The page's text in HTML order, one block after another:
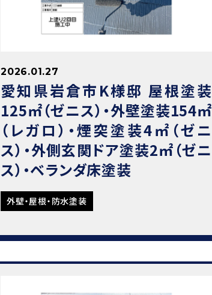
2026.01.27
愛知県岩倉市K様邸 屋根塗装
125㎡（ゼニス）・外壁塗装154㎡
（レガロ）・煙突塗装4㎡（ゼニ
ス）・外側玄関ドア塗装2㎡（ゼニ
ス）・ベランダ床塗装
外壁・屋根・防水塗装